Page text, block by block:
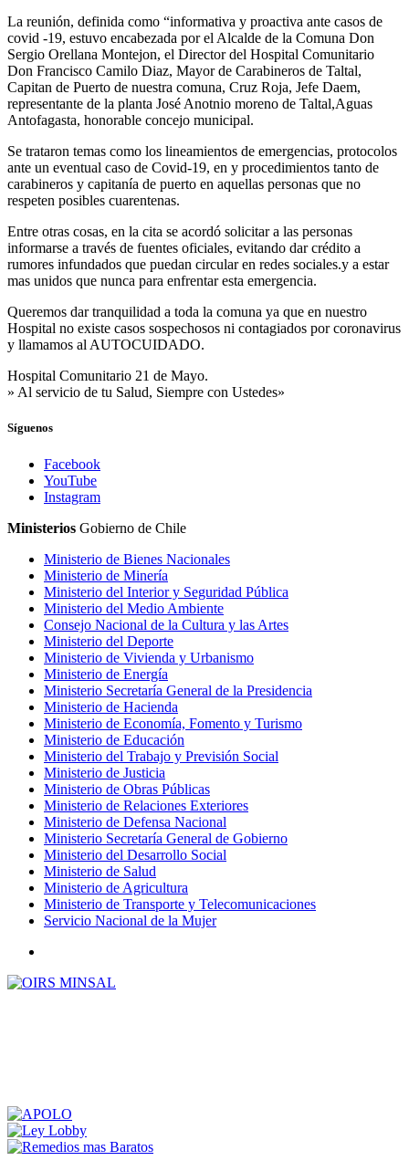
La reunión, definida como “informativa y proactiva ante casos de
covid -19, estuvo encabezada por el Alcalde de la Comuna Don
Sergio Orellana Montejon, el Director del Hospital Comunitario
Don Francisco Camilo Diaz, Mayor de Carabineros de Taltal,
Capitan de Puerto de nuestra comuna, Cruz Roja, Jefe Daem,
representante de la planta José Anotnio moreno de Taltal,Aguas
Antofagasta, honorable concejo municipal.
Se trataron temas como los lineamientos de emergencias, protocolos
ante un eventual caso de Covid-19, en y procedimientos tanto de
carabineros y capitanía de puerto en aquellas personas que no
respeten posibles cuarentenas.
Entre otras cosas, en la cita se acordó solicitar a las personas
informarse a través de fuentes oficiales, evitando dar crédito a
rumores infundados que puedan circular en redes sociales.y a estar
mas unidos que nunca para enfrentar esta emergencia.
Queremos dar tranquilidad a toda la comuna ya que en nuestro
Hospital no existe casos sospechosos ni contagiados por coronavirus
y llamamos al AUTOCUIDADO.
Hospital Comunitario 21 de Mayo.
» Al servicio de tu Salud, Siempre con Ustedes»
Síguenos
Facebook
YouTube
Instagram
Ministerios Gobierno de Chile
Ministerio de Bienes Nacionales
Ministerio de Minería
Ministerio del Interior y Seguridad Pública
Ministerio del Medio Ambiente
Consejo Nacional de la Cultura y las Artes
Ministerio del Deporte
Ministerio de Vivienda y Urbanismo
Ministerio de Energía
Ministerio Secretaría General de la Presidencia
Ministerio de Hacienda
Ministerio de Economía, Fomento y Turismo
Ministerio de Educación
Ministerio del Trabajo y Previsión Social
Ministerio de Justicia
Ministerio de Obras Públicas
Ministerio de Relaciones Exteriores
Ministerio de Defensa Nacional
Ministerio Secretaría General de Gobierno
Ministerio del Desarrollo Social
Ministerio de Salud
Ministerio de Agricultura
Ministerio de Transporte y Telecomunicaciones
Servicio Nacional de la Mujer